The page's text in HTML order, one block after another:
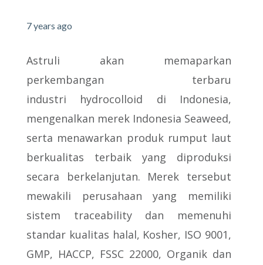
7 years ago
Astruli akan memaparkan
perkembangan terbaru
industri hydrocolloid di Indonesia,
mengenalkan merek Indonesia Seaweed,
serta menawarkan produk rumput laut
berkualitas terbaik yang diproduksi
secara berkelanjutan. Merek tersebut
mewakili perusahaan yang memiliki
sistem traceability dan memenuhi
standar kualitas halal, Kosher, ISO 9001,
GMP, HACCP, FSSC 22000, Organik dan